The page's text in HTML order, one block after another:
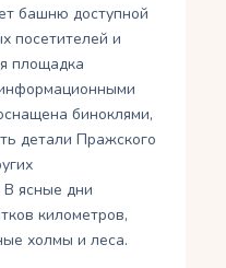
башню доступной
посетителей и
площадка
биноклями,
детали Пражского
В ясные дни
километров,
холмы и леса.